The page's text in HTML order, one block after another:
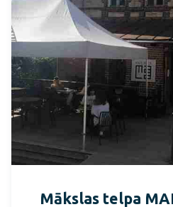
Mākslas telpa